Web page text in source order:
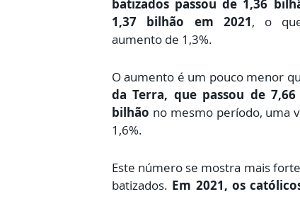
batizados passou de 1,36
1,37 bilhão em 2021, o
aumento de 1,3%.
O aumento é um pouco menor
da Terra, que passou de
bilhão no mesmo período, uma
1,6%.
Este número se mostra mais
batizados. Em 2021, os